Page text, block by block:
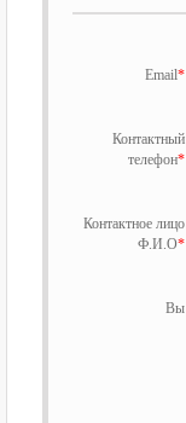
Email*
Контактный
телефон*
Контактное лицо
Ф.И.О*
Вы